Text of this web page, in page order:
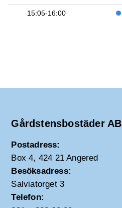
15:05-16:00
Gårdstensbostäder AB
Postadress:
Box 4, 424 21 Angered
Besöksadress:
Salviatorget 3
Telefon: